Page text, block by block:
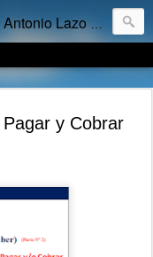
Lazo Sánchez
y Cobrar